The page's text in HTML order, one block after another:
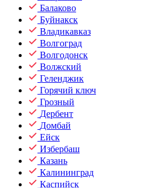
Балаково
Буйнакск
Владикавказ
Волгоград
Волгодонск
Волжский
Геленджик
Горячий ключ
Грозный
Дербент
Домбай
Ейск
Избербаш
Казань
Калининград
Каспийск